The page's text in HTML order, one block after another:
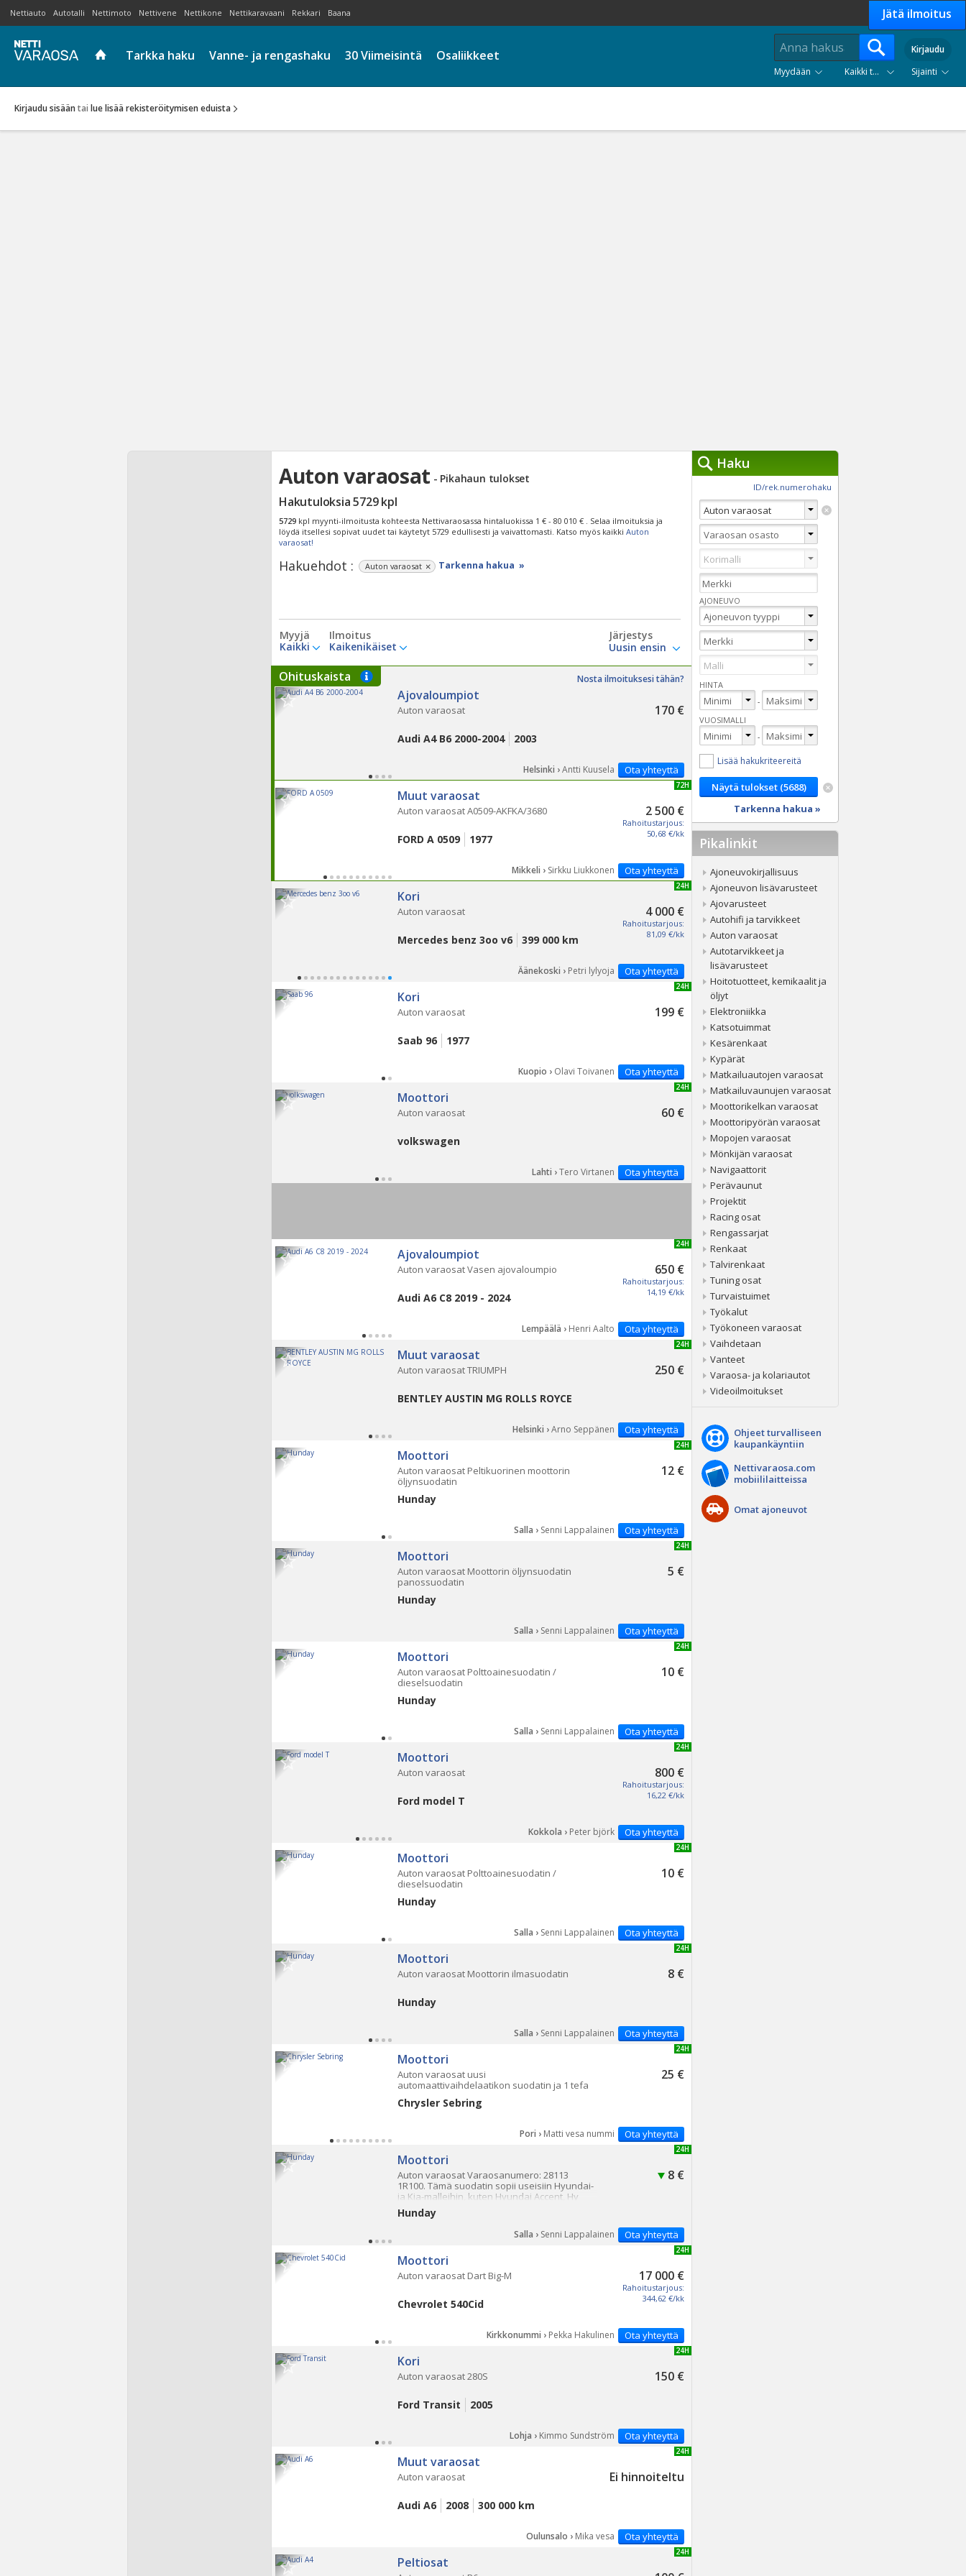
Nettiauto Autotalli Nettimoto Nettivene Nettikone Nettikaravaani Rekkari Baana Jätä ilmoitus
Tarkka haku Vanne- ja rengashaku 30 Viimeisintä Osaliikkeet
Kirjaudu
Myydään
Kaikki tuoteryhmät Sijainti
Kirjaudu sisään tai lue lisää rekisteröitymisen eduista
Auton varaosat - Pikahaun tulokset
Hakutuloksia5729kpl
5729 kpl myynti-ilmoitusta kohteesta Nettivaraosassa hintaluokissa 1 € - 80 010 € . Selaa ilmoituksia ja
löydä itsellesi sopivat uudet tai käytetyt 5729 edullisesti ja vaivattomasti. Katso myös kaikki Auton
varaosat!
Hakuehdot : Auton varaosat Tarkenna hakua »
Myyjä
Kaikki
Ilmoitus
Kaikenikäiset
Järjestys
Ohituskaista Nosta ilmoituksesi tähän?
Ajovaloumpiot
170 €
Auton varaosat
Audi A4 B6 2000-2004 2003
Ota yhteyttä
Helsinki ›Antti Kuusela
UUSI 72H
Muut varaosat
2 500 €
Rahoitustarjous:
50,68 €/kk
Auton varaosat A0509-AKFKA/3680
FORD A 0509 1977
Ota yhteyttä
Mikkeli › Sirkku Liukkonen
UUSI 24H
Kori
4 000 €
Rahoitustarjous:
81,09 €/kk
Auton varaosat
Mercedes benz 3oo v6 399 000 km
Ota yhteyttä
Äänekoski › Petri lylyoja
UUSI 24H
Kori
199 €
Auton varaosat
Saab 96 1977
Ota yhteyttä
Kuopio › Olavi Toivanen
UUSI 24H
Moottori
60 €
Auton varaosat
volkswagen
Ota yhteyttä
Lahti ›Tero Virtanen
UUSI 24H
Ajovaloumpiot
650 €
Rahoitustarjous:
14,19 €/kk
Auton varaosat Vasen ajovaloumpio
Audi A6 C8 2019 - 2024
Ota yhteyttä
Lempäälä › Henri Aalto
UUSI 24H
Muut varaosat
250 €
Auton varaosat TRIUMPH
BENTLEY AUSTIN MG ROLLS ROYCE
Ota yhteyttä
Helsinki ›Arno Seppänen
UUSI 24H
Moottori
12 €
Auton varaosat Peltikuorinen moottorin
öljynsuodatin
Hunday
Ota yhteyttä
Salla › Senni Lappalainen
UUSI 24H
Moottori
5 €
Auton varaosat Moottorin öljynsuodatin
panossuodatin
Hunday
Ota yhteyttä
Salla › Senni Lappalainen
UUSI 24H
Moottori
10 €
Auton varaosat Polttoainesuodatin /
dieselsuodatin
Hunday
Ota yhteyttä
Salla › Senni Lappalainen
UUSI 24H
Moottori
800 €
Rahoitustarjous:
16,22 €/kk
Auton varaosat
Ford model T
Ota yhteyttä
Kokkola › Peter björk
UUSI 24H
Moottori
10 €
Auton varaosat Polttoainesuodatin /
dieselsuodatin
Hunday
Ota yhteyttä
Salla › Senni Lappalainen
UUSI 24H
Moottori
8 €
Auton varaosat Moottorin ilmasuodatin
Hunday
Ota yhteyttä
Salla › Senni Lappalainen
UUSI 24H
Moottori
25 €
Auton varaosat uusi
automaattivaihdelaatikon suodatin ja 1 tefa
Chrysler Sebring
Ota yhteyttä
Pori › Matti vesa nummi
UUSI 24H
Moottori
8 €
Auton varaosat Varaosanumero: 28113
1R100. Tämä suodatin sopii useisiin Hyundai-
ja Kia-malleihin, kuten Hyundai Accent, Hy
Hunday
Ota yhteyttä
Salla › Senni Lappalainen
UUSI 24H
Moottori
17 000 €
Rahoitustarjous:
344,62 €/kk
Auton varaosat Dart Big-M
Chevrolet 540Cid
Ota yhteyttä
Kirkkonummi › Pekka Hakulinen
UUSI 24H
Kori
150 €
Auton varaosat 280S
Ford Transit 2005
Ota yhteyttä
Lohja › Kimmo Sundström
UUSI 24H
Muut varaosat
Ei hinnoiteltu
Auton varaosat
Audi A6 2008 300 000 km
Ota yhteyttä
Oulunsalo › Mika vesa
UUSI 24H
Peltiosat
Haku
ID/rek.numerohaku
AJONEUVO
HINTA
-
VUOSIMALLI
-
Lisää hakukriteereitä
Tarkenna hakua »
Pikalinkit
Ajoneuvokirjallisuus
Ajoneuvon lisävarusteet
Ajovarusteet
Autohifi ja tarvikkeet
Auton varaosat
Autotarvikkeet ja
lisävarusteet
Hoitotuotteet, kemikaalit ja
öljyt
Elektroniikka
Katsotuimmat
Kesärenkaat
Kypärät
Matkailuautojen varaosat
Matkailuvaunujen varaosat
Moottorikelkan varaosat
Moottoripyörän varaosat
Mopojen varaosat
Mönkijän varaosat
Navigaattorit
Perävaunut
Projektit
Racing osat
Rengassarjat
Renkaat
Talvirenkaat
Tuning osat
Turvaistuimet
Työkalut
Työkoneen varaosat
Vaihdetaan
Vanteet
Varaosa- ja kolariautot
Videoilmoitukset
Ohjeet turvalliseen
kaupankäyntiin
Nettivaraosa.com
mobiililaitteissa
Omat ajoneuvot